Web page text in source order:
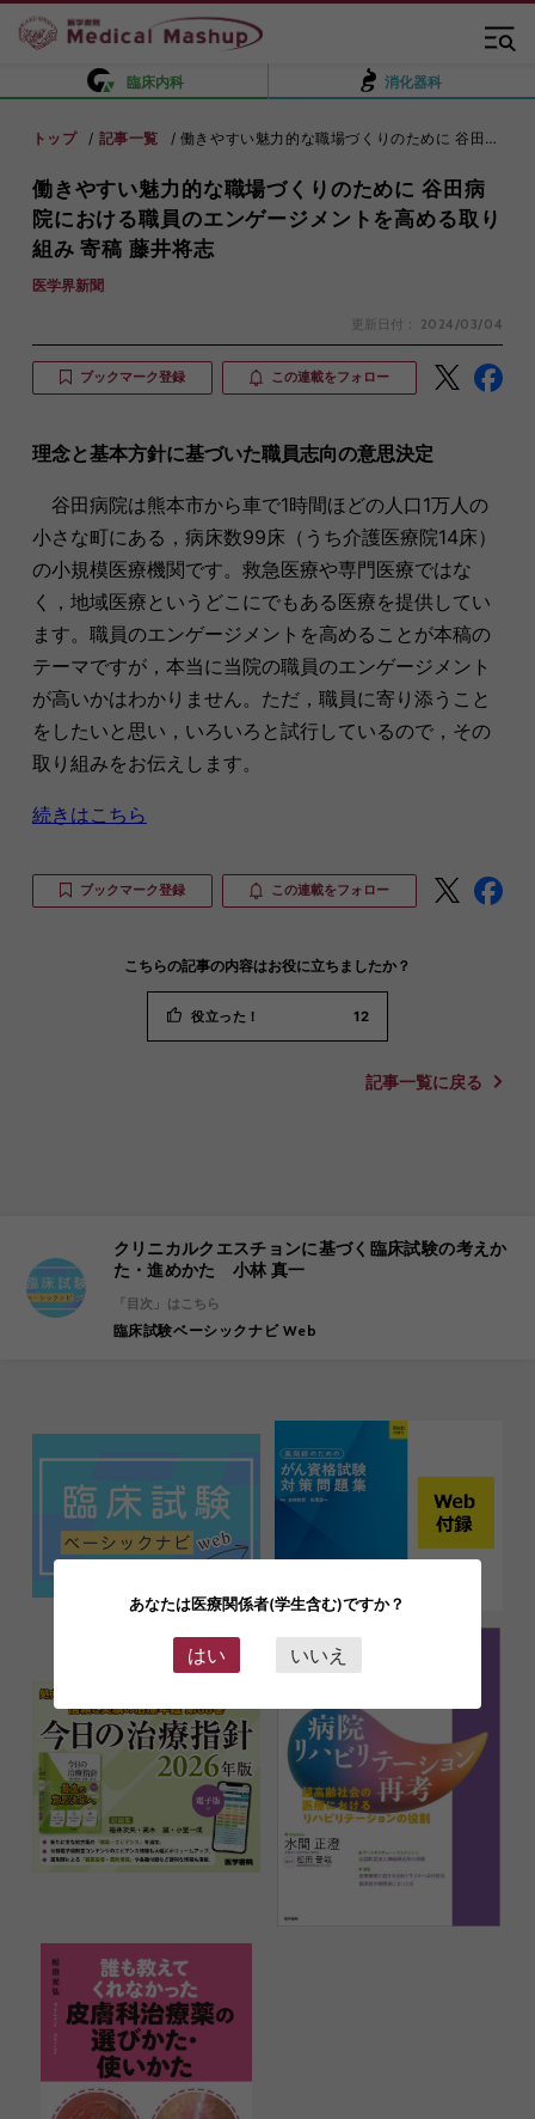
臨床内科 消化器科
トップ 記事一覧 働きやすい魅力的な職場づくりのために 谷田病院における職員のエンゲージメントを高める取り組み 寄稿 藤井将志
働きやすい魅力的な職場づくりのために 谷田病
院における職員のエンゲージメントを高める取り
組み 寄稿 藤井将志
医学界新聞
更新日付： 2024/03/04
ブックマーク登録 この連載をフォロー
理念と基本方針に基づいた職員志向の意思決定
谷田病院は熊本市から車で1時間ほどの人口1万人の
小さな町にある，病床数99床（うち介護医療院14床）
の小規模医療機関です。救急医療や専門医療ではな
く，地域医療というどこにでもある医療を提供してい
ます。職員のエンゲージメントを高めることが本稿の
テーマですが，本当に当院の職員のエンゲージメント
が高いかはわかりません。ただ，職員に寄り添うこと
をしたいと思い，いろいろと試行しているので，その
取り組みをお伝えします。
続きはこちら
ブックマーク登録 この連載をフォロー
こちらの記事の内容はお役に立ちましたか？
役立った！ 12
記事一覧に戻る
クリニカルクエスチョンに基づく臨床試験の考えか
た・進めかた 小林 真一
「目次」はこちら
臨床試験ベーシックナビ Web
あなたは医療関係者(学生含む)ですか？
はい いいえ